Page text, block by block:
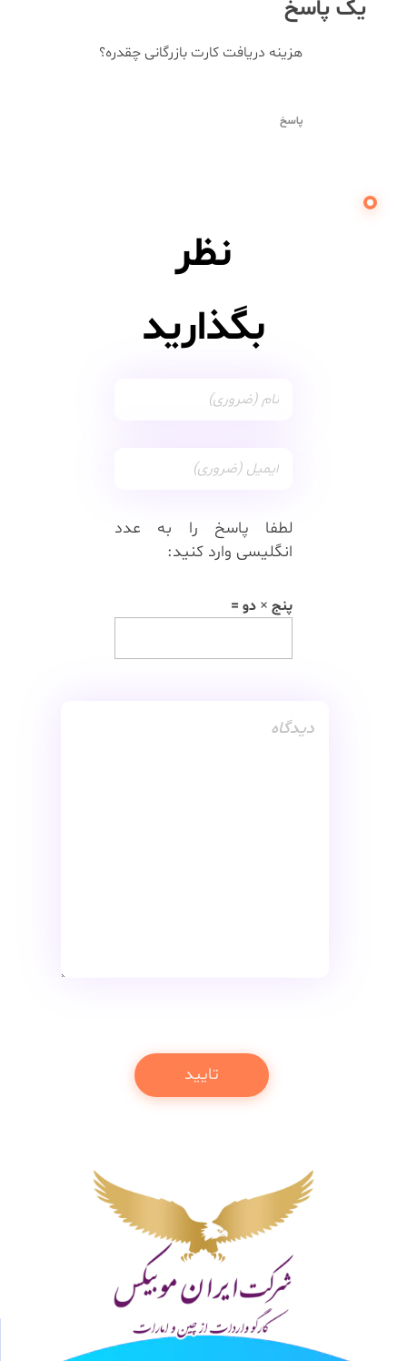
یک پاسخ
هزینه دریافت کارت بازرگانی چقدره؟
پاسخ
نظر
بگذارید
لطفا پاسخ را به عدد
انگلیسی وارد کنید:
پنج × دو =